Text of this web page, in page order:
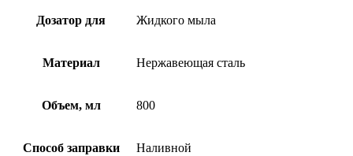
Дозатор для Жидкого мыла
Материал Нержавеющая сталь
Объем, мл 800
Способ заправки Наливной